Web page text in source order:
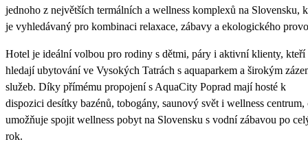
jednoho z největších termálních a wellness komplexů na Slovensku,
je vyhledávaný pro kombinaci relaxace, zábavy a ekologického
Hotel je ideální volbou pro rodiny s dětmi, páry i aktivní klienty, kteří
hledají ubytování ve Vysokých Tatrách s aquaparkem a širokým
služeb. Díky přímému propojení s AquaCity Poprad mají hosté k
dispozici desítky bazénů, tobogány, saunový svět i wellness centrum,
umožňuje spojit wellness pobyt na Slovensku s vodní zábavou po
rok.